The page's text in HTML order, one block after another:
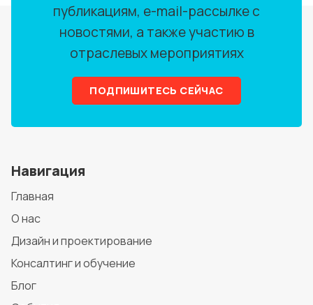
публикациям, e-mail-рассылке с
новостями, а также участию в
отраслевых мероприятиях
ПОДПИШИТЕСЬ СЕЙЧАС
Навигация
Главная
О нас
Дизайн и проектирование
Консалтинг и обучение
Блог